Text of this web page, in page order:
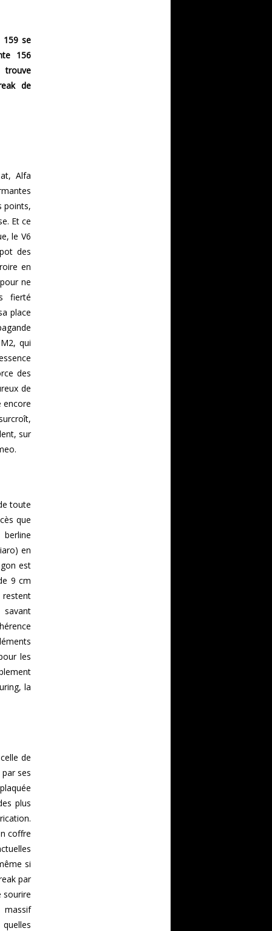
159 se
156
trouve
de
Alfa
points,
Et ce
le V6
des
en
ne
fierté
place
qui
des
de
encore
sur
toute
que
en
est
9 cm
restent
les
la
de
ses
plus
coffre
si
par
sourire